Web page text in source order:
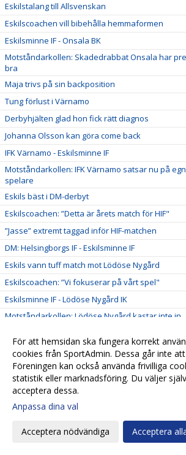
Eskilstalang till Allsvenskan
Eskilscoachen vill bibehålla hemmaformen
Eskilsminne IF - Onsala BK
Motståndarkollen: Skadedrabbat Onsala har
bra
Maja trivs på sin backposition
Tung förlust i Värnamo
Derbyhjälten glad hon fick rätt diagnos
Johanna Olsson kan göra come back
IFK Värnamo - Eskilsminne IF
Motståndarkollen: IFK Värnamo satsar nu på
spelare
Eskils bäst i DM-derbyt
Eskilscoachen: ”Detta är årets match för HIF"
”Jasse” extremt taggad inför HIF-matchen
DM: Helsingborgs IF - Eskilsminne IF
Eskils vann tuff match mot Lödöse Nygård
Eskilscoachen: ”Vi fokuserar på vårt spel"
Eskilsminne IF - Lödöse Nygård IK
Motståndarkollen: Lödöse Nygård kastar inte in
Ellen Pigg gillar spännande motstånd
”Julle” hyllades för 200 matcher
Eskils besegrade Eskils med 5-0
Eskils mot Eskils ännu en gång
Svenska Cupen-match mellan Dam A och
Fasta situationer fällde Eskils
Tuff match väntar mot seriefavorit
För att hemsidan ska fungera korrekt
cookies från SportAdmin. Dessa går inte
Föreningen kan också använda frivilliga
statistik eller marknadsföring. Du väljer
acceptera dessa.
Anpassa dina val
Acceptera nödvändiga Acceptera